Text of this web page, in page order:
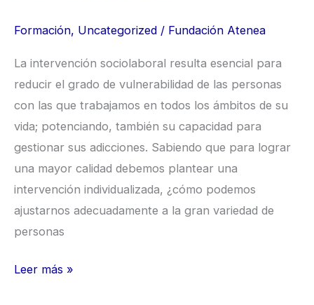
Formación, Uncategorized / Fundación Atenea
La intervención sociolaboral resulta esencial para
reducir el grado de vulnerabilidad de las personas
con las que trabajamos en todos los ámbitos de su
vida; potenciando, también su capacidad para
gestionar sus adicciones. Sabiendo que para lograr
una mayor calidad debemos plantear una
intervención individualizada, ¿cómo podemos
ajustarnos adecuadamente a la gran variedad de
personas
ID015_23
Leer más »